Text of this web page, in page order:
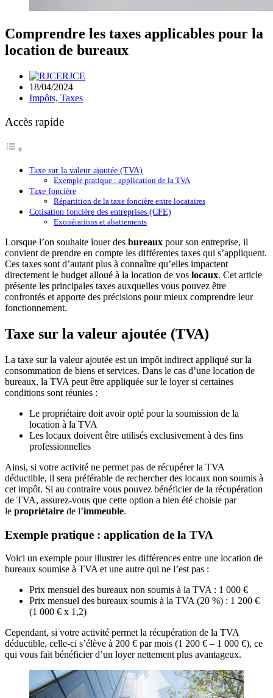
Comprendre les taxes applicables pour la
location de bureaux
RJCE
18/04/2024
Impôts, Taxes
Accès rapide
Taxe sur la valeur ajoutée (TVA)
Exemple pratique : application de la TVA
Taxe foncière
Répartition de la taxe foncière entre locataires
Cotisation foncière des entreprises (CFE)
Exonérations et abattements
Lorsque l’on souhaite louer des bureaux pour son entreprise, il
convient de prendre en compte les différentes taxes qui s’appliquent.
Ces taxes sont d’autant plus à connaître qu’elles impactent
directement le budget alloué à la location de vos locaux. Cet article
présente les principales taxes auxquelles vous pouvez être
confrontés et apporte des précisions pour mieux comprendre leur
fonctionnement.
Taxe sur la valeur ajoutée (TVA)
La taxe sur la valeur ajoutée est un impôt indirect appliqué sur la
consommation de biens et services. Dans le cas d’une location de
bureaux, la TVA peut être appliquée sur le loyer si certaines
conditions sont réunies :
Le propriétaire doit avoir opté pour la soumission de la
location à la TVA
Les locaux doivent être utilisés exclusivement à des fins
professionnelles
Ainsi, si votre activité ne permet pas de récupérer la TVA
déductible, il sera préférable de rechercher des locaux non soumis à
cet impôt. Si au contraire vous pouvez bénéficier de la récupération
de TVA, assurez-vous que cette option a bien été choisie par
le propriétaire de l’immeuble.
Exemple pratique : application de la TVA
Voici un exemple pour illustrer les différences entre une location de
bureaux soumise à TVA et une autre qui ne l’est pas :
Prix mensuel des bureaux non soumis à la TVA : 1 000 €
Prix mensuel des bureaux soumis à la TVA (20 %) : 1 200 €
(1 000 € x 1,2)
Cependant, si votre activité permet la récupération de la TVA
déductible, celle-ci s’élève à 200 € par mois (1 200 € – 1 000 €), ce
qui vous fait bénéficier d’un loyer nettement plus avantageux.